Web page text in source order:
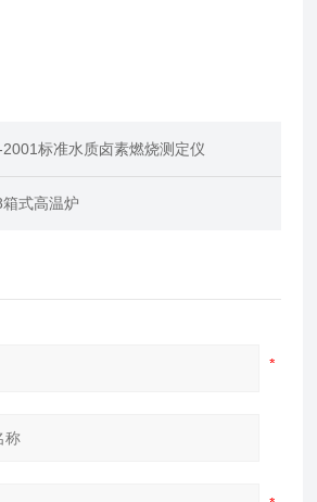
标准水质卤素燃烧测定仪
式高温炉